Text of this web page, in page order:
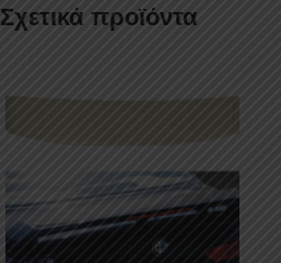
Σχετικά προϊόντα